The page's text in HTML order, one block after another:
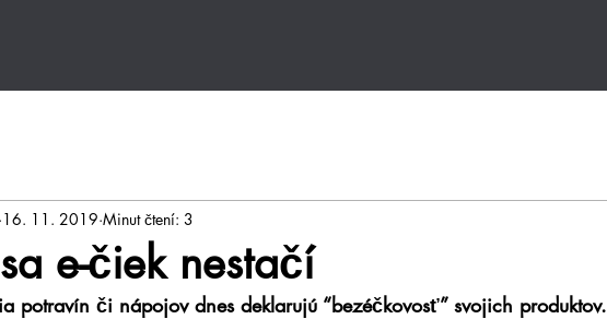
e-čiek nestačí
16. 11. 2019 Minut čtení: 3
potravín či nápojov dnes deklarujú “bezéčkovosť” svojich produktov.